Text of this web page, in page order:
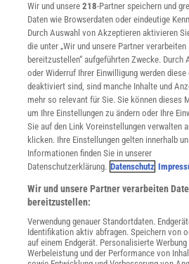
WEBSEITEN
KielSCN
Wissenschaft in die Schulen
SciLogs
Uns finden Sie auch hier:
Wir und unsere218-Partner speichern und
Daten wie Browserdaten oder eindeutige
Durch Auswahl von Akzeptieren aktivieren
die unter „Wir und unsere Partner
bereitzustellen“ aufgeführten Zwecke. Durch
oder Widerruf Ihrer Einwilligung werden
deaktiviert sind, sind manche Inhalte und
mehr so relevant für Sie. Sie können dieses
um Ihre Einstellungen zu ändern oder Ihre
Sie auf den Link Voreinstellungen verwalten
klicken. Ihre Einstellungen gelten innerhalb
Informationen finden Sie in unserer
Datenschutzerklärung. Datenschutz
Wir und unsere Partner verarbeiten
bereitzustellen:
Verwendung genauer Standortdaten.
Identifikation aktiv abfragen. Speichern von
auf einem Endgerät. Personalisierte
Werbeleistung und der Performance von